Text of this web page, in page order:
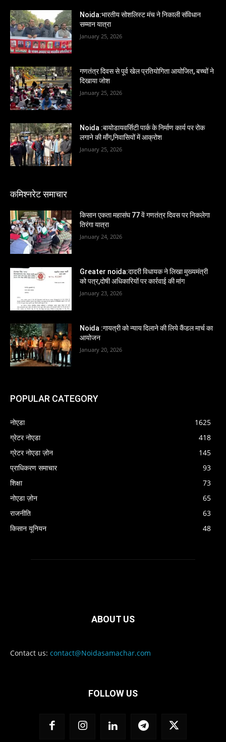
Noida:भारतीय सोशलिस्ट मंच ने निकाली संविधान
सम्मान यात्रा
January 25, 2026
गणतंत्र दिवस से पूर्व खेल प्रतियोगिता आयोजित, बच्चों ने
दिखाया जोश
January 25, 2026
Noida :बायोडायवर्सिटी पार्क के निर्माण कार्य पर रोक
लगाने की माँग,निवासियों में आक्रोश
January 25, 2026
कमिश्नरेट समाचार
किसान एकता महासंघ 77 वें गणतंत्र दिवस पर निकलेगा
तिरंगा यात्रा
January 24, 2026
Greater noida:दादरी विधायक ने लिखा मुख्यमंत्री
को पत्र,दोषी अधिकारियों पर कार्रवाई की मांग
January 23, 2026
Noida :गायत्री को न्याय दिलाने की लिये कैंडल मार्च का
आयोजन
January 20, 2026
POPULAR CATEGORY
नोएडा
1625
ग्रेटर नोएडा
418
ग्रेटर नोएडा ज़ोन
145
प्राधिकरण समाचार
93
शिक्षा
73
नोएडा ज़ोन
65
राजनीति
63
किसान यूनियन
48
ABOUT US
Contact us: contact@Noidasamachar.com
FOLLOW US